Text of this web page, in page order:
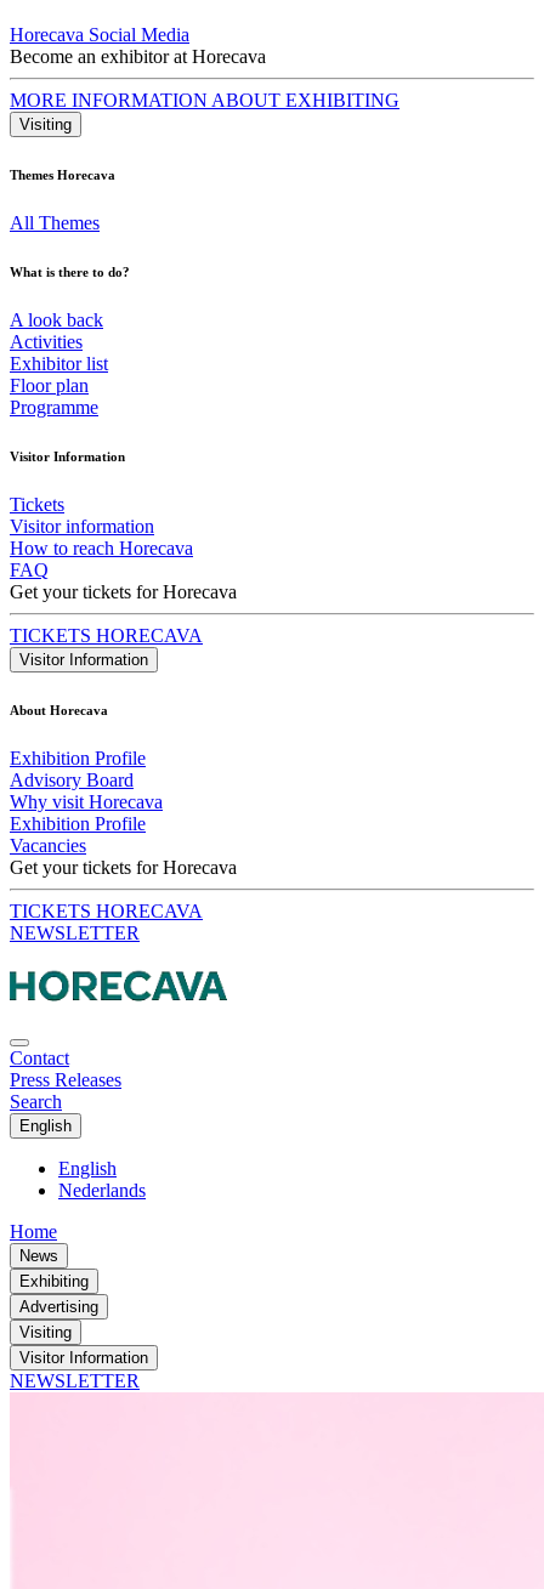
Horecava Social Media
Become an exhibitor at Horecava
MORE INFORMATION ABOUT EXHIBITING
Visiting
Themes Horecava
All Themes
What is there to do?
A look back
Activities
Exhibitor list
Floor plan
Programme
Visitor Information
Tickets
Visitor information
How to reach Horecava
FAQ
Get your tickets for Horecava
TICKETS HORECAVA
Visitor Information
About Horecava
Exhibition Profile
Advisory Board
Why visit Horecava
Exhibition Profile
Vacancies
Get your tickets for Horecava
TICKETS HORECAVA
NEWSLETTER
Contact
Press Releases
Search
English
English
Nederlands
Home
News
Exhibiting
Advertising
Visiting
Visitor Information
NEWSLETTER